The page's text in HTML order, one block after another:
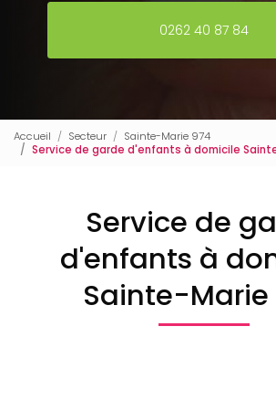
0262 40 87 84
Accueil Secteur
Sainte-Marie 974
Service de garde d'enfants à domicile
Service de
d'enfants à
Sainte-Marie